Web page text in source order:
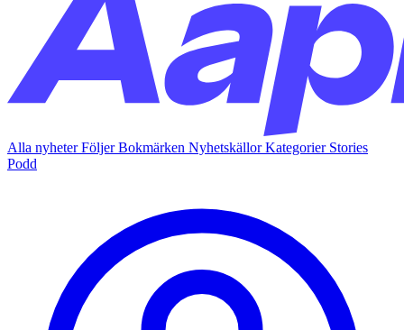
Alla nyheterFöljerBokmärken NyhetskällorKategorier Stories
Podd